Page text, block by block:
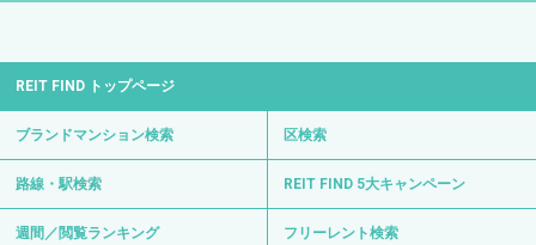
REIT FIND トップページ
ブランドマンション検索 区検索
路線・駅検索 REIT FIND 5大キャンペーン
週間／閲覧ランキング フリーレント検索